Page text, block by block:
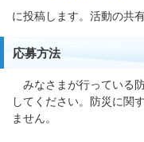
に投稿します。活動の共
応募方法
みなさまが行っている
してください。防災に関
ません。